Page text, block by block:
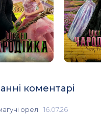
коментарі
орел 16.07.26